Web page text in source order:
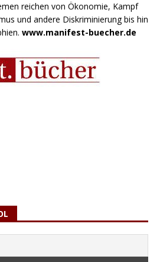
reichen von Ökonomie, Kampf
und andere Diskriminierung bis hin
www.manifest-buecher.de